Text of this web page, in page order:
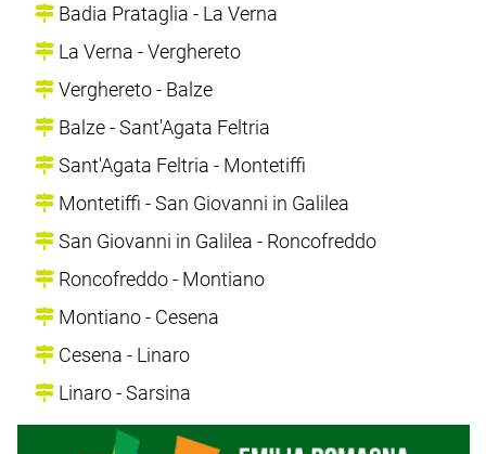
Badia Prataglia - La Verna
La Verna - Verghereto
Verghereto - Balze
Balze - Sant'Agata Feltria
Sant'Agata Feltria - Montetiffi
Montetiffi - San Giovanni in Galilea
San Giovanni in Galilea - Roncofreddo
Roncofreddo - Montiano
Montiano - Cesena
Cesena - Linaro
Linaro - Sarsina